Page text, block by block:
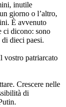
inutile
giorno o l’altro,
È avvenuto
ci dicono: sono
dieci paesi.
vostro patriarcato
Crescere nelle
di